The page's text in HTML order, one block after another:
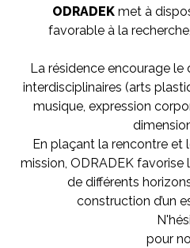
ODRADEK met à
favorable à la
La résidence encourage
interdisciplinaires (arts
musique, expression
En plaçant la rencontre et
mission, ODRADEK
de différents
construction d’un
pour